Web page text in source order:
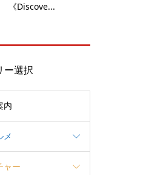
《Discove...
ー選択
内
メ
ャー